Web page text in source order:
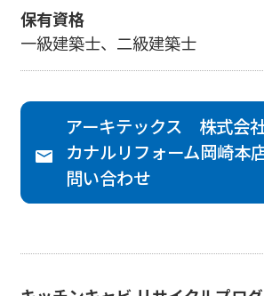
保有資格
一級建築士、二級建築士
アーキテックス 株式会
カナルリフォーム岡崎本
問い合わせ